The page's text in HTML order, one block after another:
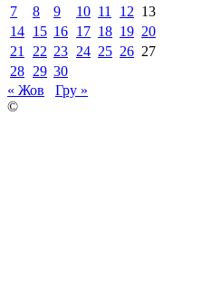
7
8 9 10 11 12 13
14 15 16 17 18 19 20
21
22 23 24 25 26 27
28 29 30
« Жов
Гру »
©